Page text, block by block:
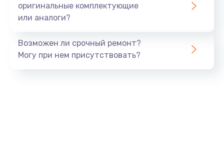
Заказать
от 890 руб.
оригинальные комплектующие
или аналоги?
Возможен ли срочный ремонт?
Могу при нем присутствовать?